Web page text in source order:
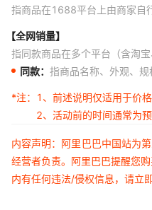
指商品在1688平台上由商家自
【全网销量】
指同款商品在多个平台（含淘
同款： 指商品名称、外观、
*注：
1、前述说明仅适用于价格
2、活动前的时间通常为
内容声明：阿里巴巴中国站为
经营者负责。阿里巴巴提醒您
内有任何违法/侵权信息，请立